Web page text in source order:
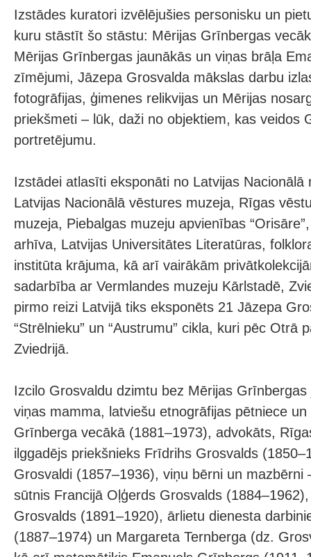
Izstādes kuratori izvēlējušies personisku un
kuru stāstīt šo stāstu: Mērijas Grīnbergas
Mērijas Grīnbergas jaunākās un viņas brāļa
zīmējumi, Jāzepa Grosvalda mākslas darbu
fotogrāfijas, ģimenes relikvijas un Mērijas
priekšmeti – lūk, daži no objektiem, kas veidos
portretējumu.
Izstādei atlasīti eksponāti no Latvijas Nacionālā
Latvijas Nacionālā vēstures muzeja, Rīgas
muzeja, Piebalgas muzeju apvienības
arhīva, Latvijas Universitātes Literatūras,
institūta krājuma, kā arī vairākām
sadarbība ar Vermlandes muzeju Kārlstadē,
pirmo reizi Latvijā tiks eksponēts 21 Jāzepa
“Strēlnieku” un “Austrumu” cikla, kuri pēc Otrā
Zviedrijā.
Izcilo Grosvaldu dzimtu bez Mērijas
viņas mamma, latviešu etnogrāfijas pētniece
Grīnberga vecākā (1881–1973), advokāts,
ilggadējs priekšnieks Frīdrihs Grosvalds
Grosvaldi (1857–1936), viņu bērni un mazbērni
sūtnis Francijā Oļģerds Grosvalds
Grosvalds (1891–1920), ārlietu dienesta
(1887–1974) un Margareta Ternberga (dz.